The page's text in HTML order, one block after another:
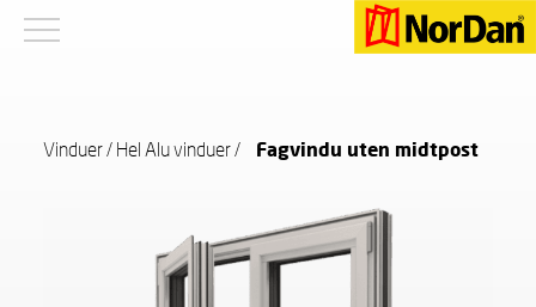
Vinduer/ Hel Alu vinduer/ Fagvindu uten midtpost